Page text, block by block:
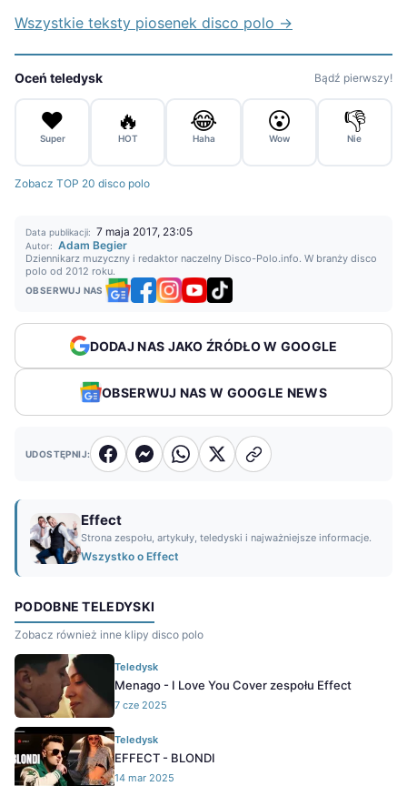
Wszystkie teksty piosenek disco polo →
Oceń teledysk Bądź pierwszy!
❤️
Super
🔥
HOT
😂
Haha
😮
Wow
👎
Nie
Zobacz TOP 20 disco polo
Data publikacji: 7 maja 2017, 23:05
Autor: Adam Begier
Dziennikarz muzyczny i redaktor naczelny Disco-Polo.info. W branży disco
polo od 2012 roku.
OBSERWUJ NAS
DODAJ NAS JAKO ŹRÓDŁO W GOOGLE
OBSERWUJ NAS W GOOGLE NEWS
UDOSTĘPNIJ:
Effect
Strona zespołu, artykuły, teledyski i najważniejsze informacje.
Wszystko o Effect
PODOBNE TELEDYSKI
Zobacz również inne klipy disco polo
Teledysk
Menago - I Love You Cover zespołu Effect
7 cze 2025
Teledysk
EFFECT - BLONDI
14 mar 2025